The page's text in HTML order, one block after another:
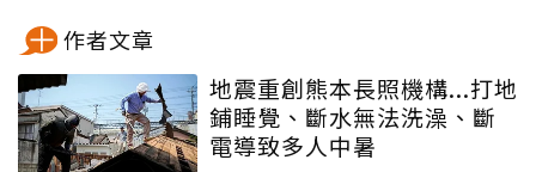
作者文章
地震重創熊本長照機構...打地
鋪睡覺、斷水無法洗澡、斷
電導致多人中暑